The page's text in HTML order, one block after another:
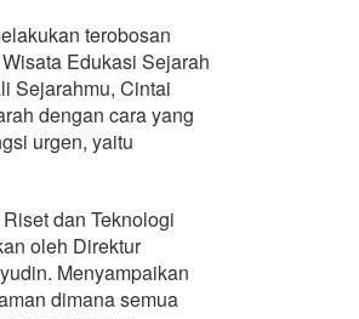
terobosan
Edukasi Sejarah
Sejarahmu, Cintai
dengan cara yang
urgen, yaitu
dan Teknologi
oleh Direktur
Menyampaikan
dimana semua